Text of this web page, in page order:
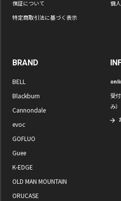
保証について
個
特定商取引法に基づく表示
BRAND
BELL
Blackburn
Cannondale
evoc
GOFLUO
Guee
K-EDGE
OLD MAN MOUNTAIN
ORUCASE
受
み）